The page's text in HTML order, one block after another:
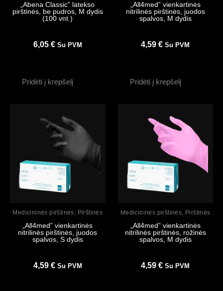
„Abena Classic” latekso
pirštinės, be pudros, M dydis
(100 vnt.)
6,05 € Su PVM
Pridėti į krepšelį
„All4med” vienkartinės
nitrilinės pirštinės, juodos
spalvos, M dydis
4,59€ Su PVM
Pridėti į krepšelį
Medicininės pirštinės, Pirštinės
„All4med” vienkartinės
nitrilinės pirštinės, juodos
spalvos, S dydis
4,59 € Su PVM
Medicininės pirštinės, Pirštinės
„All4med” vienkartinės
nitrilinės pirštinės, rožinės
spalvos, M dydis
4,59€ Su PVM